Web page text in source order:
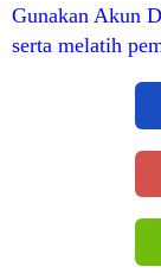
Gunakan Akun
serta melatih